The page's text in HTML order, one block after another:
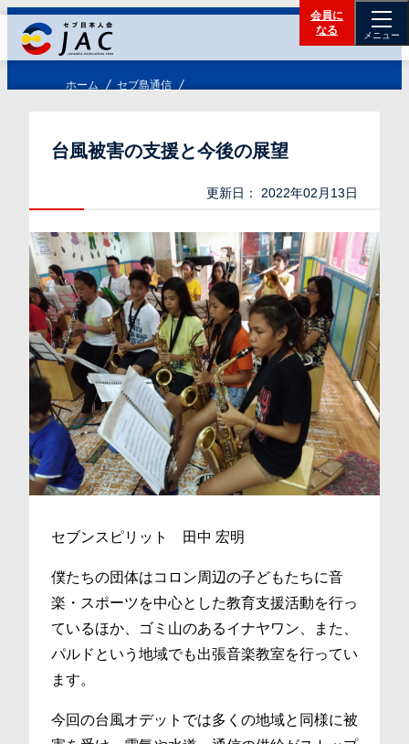
メニュー
会員に
なる
ホーム セブ島通信
台風被害の支援と今後の展望
更新日： 2022年02月13日
セブンスピリット 田中 宏明
僕たちの団体はコロン周辺の子どもたちに音
楽・スポーツを中心とした教育支援活動を行っ
ているほか、ゴミ山のあるイナヤワン、また、
パルドという地域でも出張音楽教室を行ってい
ます。
今回の台風オデットでは多くの地域と同様に被